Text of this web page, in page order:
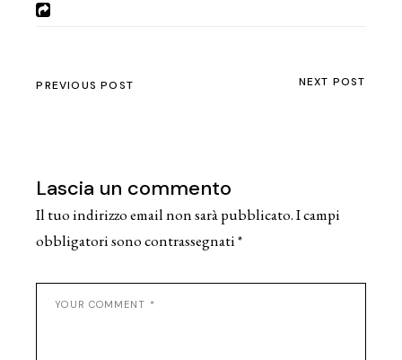
PREVIOUS POST NEXT POST
Lascia un commento
Il tuo indirizzo email non sarà pubblicato.I campi
obbligatori sono contrassegnati*